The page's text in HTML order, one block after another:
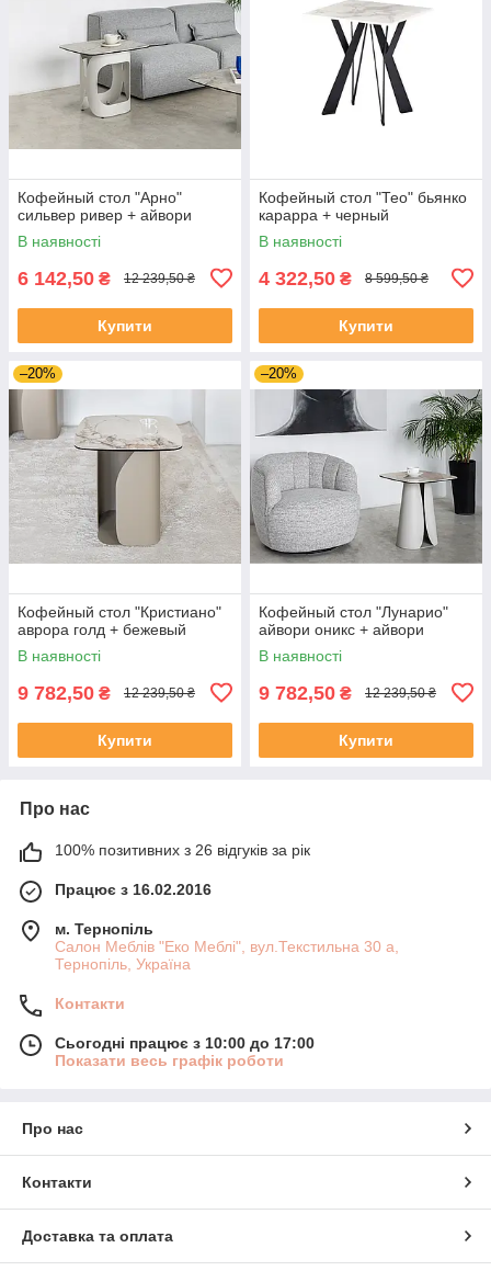
Кофейный стол "Арно"
сильвер ривер + айвори
В наявності
6 142,50 ₴ 12 239,50 ₴
Купити
Кофейный стол "Тео" бьянко
карарра + черный
В наявності
4 322,50 ₴ 8 599,50 ₴
Купити
–20%
Кофейный стол "Кристиано"
аврора голд + бежевый
В наявності
9 782,50 ₴ 12 239,50 ₴
Купити
–20%
Кофейный стол "Лунарио"
айвори оникс + айвори
В наявності
9 782,50 ₴ 12 239,50 ₴
Купити
Про нас
100% позитивних з 26 відгуків за рік
Працює з 16.02.2016
м. Тернопіль
Салон Меблів "Еко Меблі", вул.Текстильна 30 а,
Тернопіль, Україна
Контакти
Сьогодні працює з 10:00 до 17:00
Показати весь графік роботи
Про нас
Контакти
Доставка та оплата